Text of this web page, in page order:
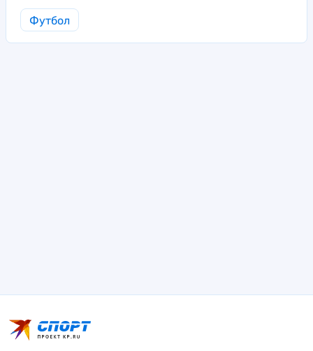
Футбол